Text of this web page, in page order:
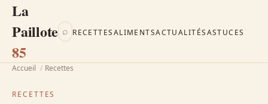
La
Paillote
85
RECETTESALIMENTSACTUALITÉSASTUCES
⌕
Accueil / Recettes
RECETTES